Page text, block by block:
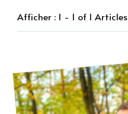
Afficher : 1 - 1 of 1 Articles